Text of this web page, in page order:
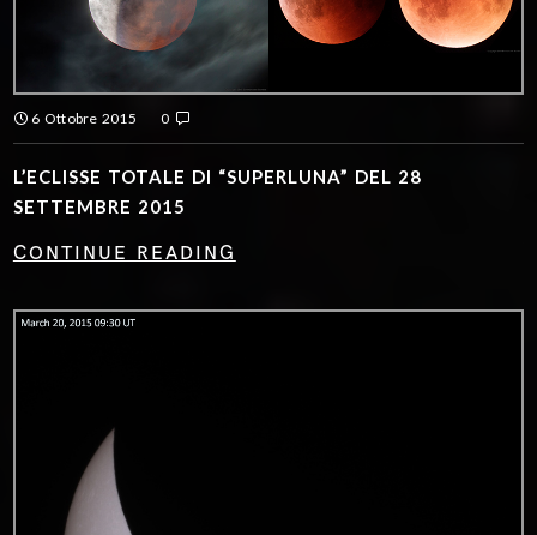
6 Ottobre 2015 0
L’ECLISSE TOTALE DI “SUPERLUNA” DEL 28
SETTEMBRE 2015
CONTINUE READING